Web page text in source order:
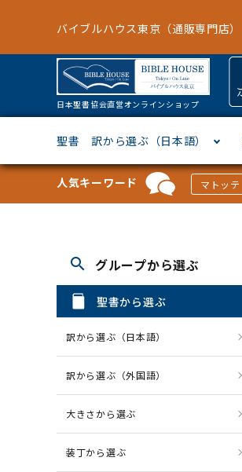
バイブルハウス東京（通販専門店）
日本聖書協会直営オンラインショップ
聖書 訳から選ぶ（日本語）
新改訳
ドイツ語
ジッパー付き聖書カバー
パスケース・ネクタイピン
CD・MP3
聖書通読
「な行」から選ぶ
人気キーワード マトッテ
search グループから選ぶ
聖書から選ぶ
訳から選ぶ（日本語）
訳から選ぶ（外国語）
大きさから選ぶ
装丁から選ぶ